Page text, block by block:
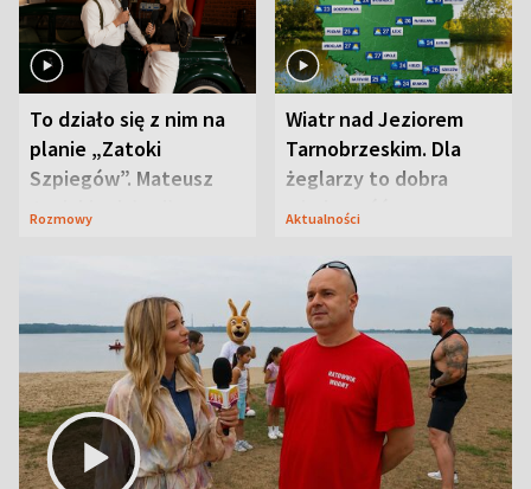
To działo się z nim na
planie „Zatoki
Szpiegów”. Mateusz
Janicki odsłonił
Rozmowy
Wiatr nad Jeziorem
Tarnobrzeskim. Dla
żeglarzy to dobra
wiadomość
Aktualności